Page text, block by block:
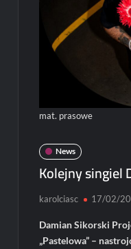
mat. prasowe
News
Kolejny singiel
karolciasc 17/02/
Damian Sikorski
„Pastelowa” –